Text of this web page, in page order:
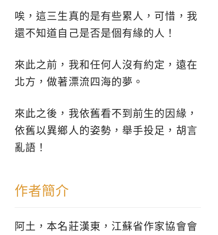
唉，這三生真的是有些累人，可惜，我
還不知道自己是否是個有緣的人！
來此之前，我和任何人沒有約定，遠在
北方，做著漂流四海的夢。
來此之後，我依舊看不到前生的因緣，
依舊以異鄉人的姿勢，舉手投足，胡言
亂語！
作者簡介
阿土，本名莊漢東，江蘇省作家協會會